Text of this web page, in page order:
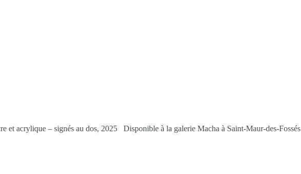
et acrylique – signés au dos, 2025 Disponible à la galerie Macha à Saint-Maur-des-Fossés